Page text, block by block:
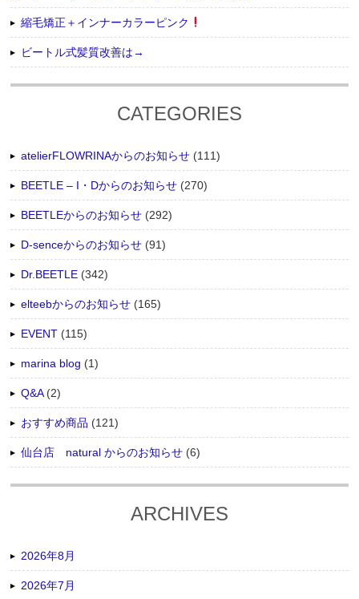
縮毛矯正＋インナーカラーピンク
ビートル式髪質改善は→
CATEGORIES
atelierFLOWRINAからのお知らせ (111)
BEETLE – I・Dからのお知らせ (270)
BEETLEからのお知らせ (292)
D-senceからのお知らせ (91)
Dr.BEETLE (342)
elteebからのお知らせ (165)
EVENT (115)
marina blog (1)
Q&A(2)
おすすめ商品 (121)
仙台店 natural からのお知らせ (6)
ARCHIVES
2026年8月
2026年7月